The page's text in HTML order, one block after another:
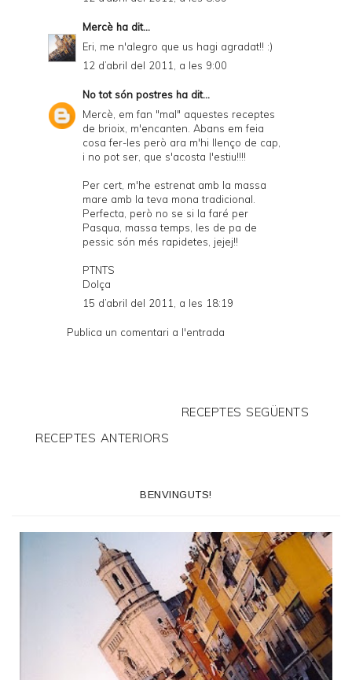
Mercè ha dit...
Eri, me n'alegro que us hagi agradat!! :)
12 d’abril del 2011, a les 9:00
No tot són postres ha dit...
Mercè, em fan "mal" aquestes receptes
de brioix, m'encanten. Abans em feia
cosa fer-les però ara m'hi llenço de cap,
i no pot ser, que s'acosta l'estiu!!!!
Per cert, m'he estrenat amb la massa
mare amb la teva mona tradicional.
Perfecta, però no se si la faré per
Pasqua, massa temps, les de pa de
pessic són més rapidetes, jejej!!
PTNTS
Dolça
15 d’abril del 2011, a les 18:19
Publica un comentari a l'entrada
RECEPTES SEGÜENTS
RECEPTES ANTERIORS
BENVINGUTS!